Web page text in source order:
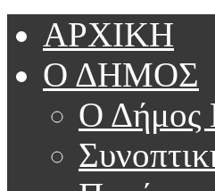
ΑΡΧΙΚΗ
Ο ΔΗΜΟΣ
Ο Δήμος